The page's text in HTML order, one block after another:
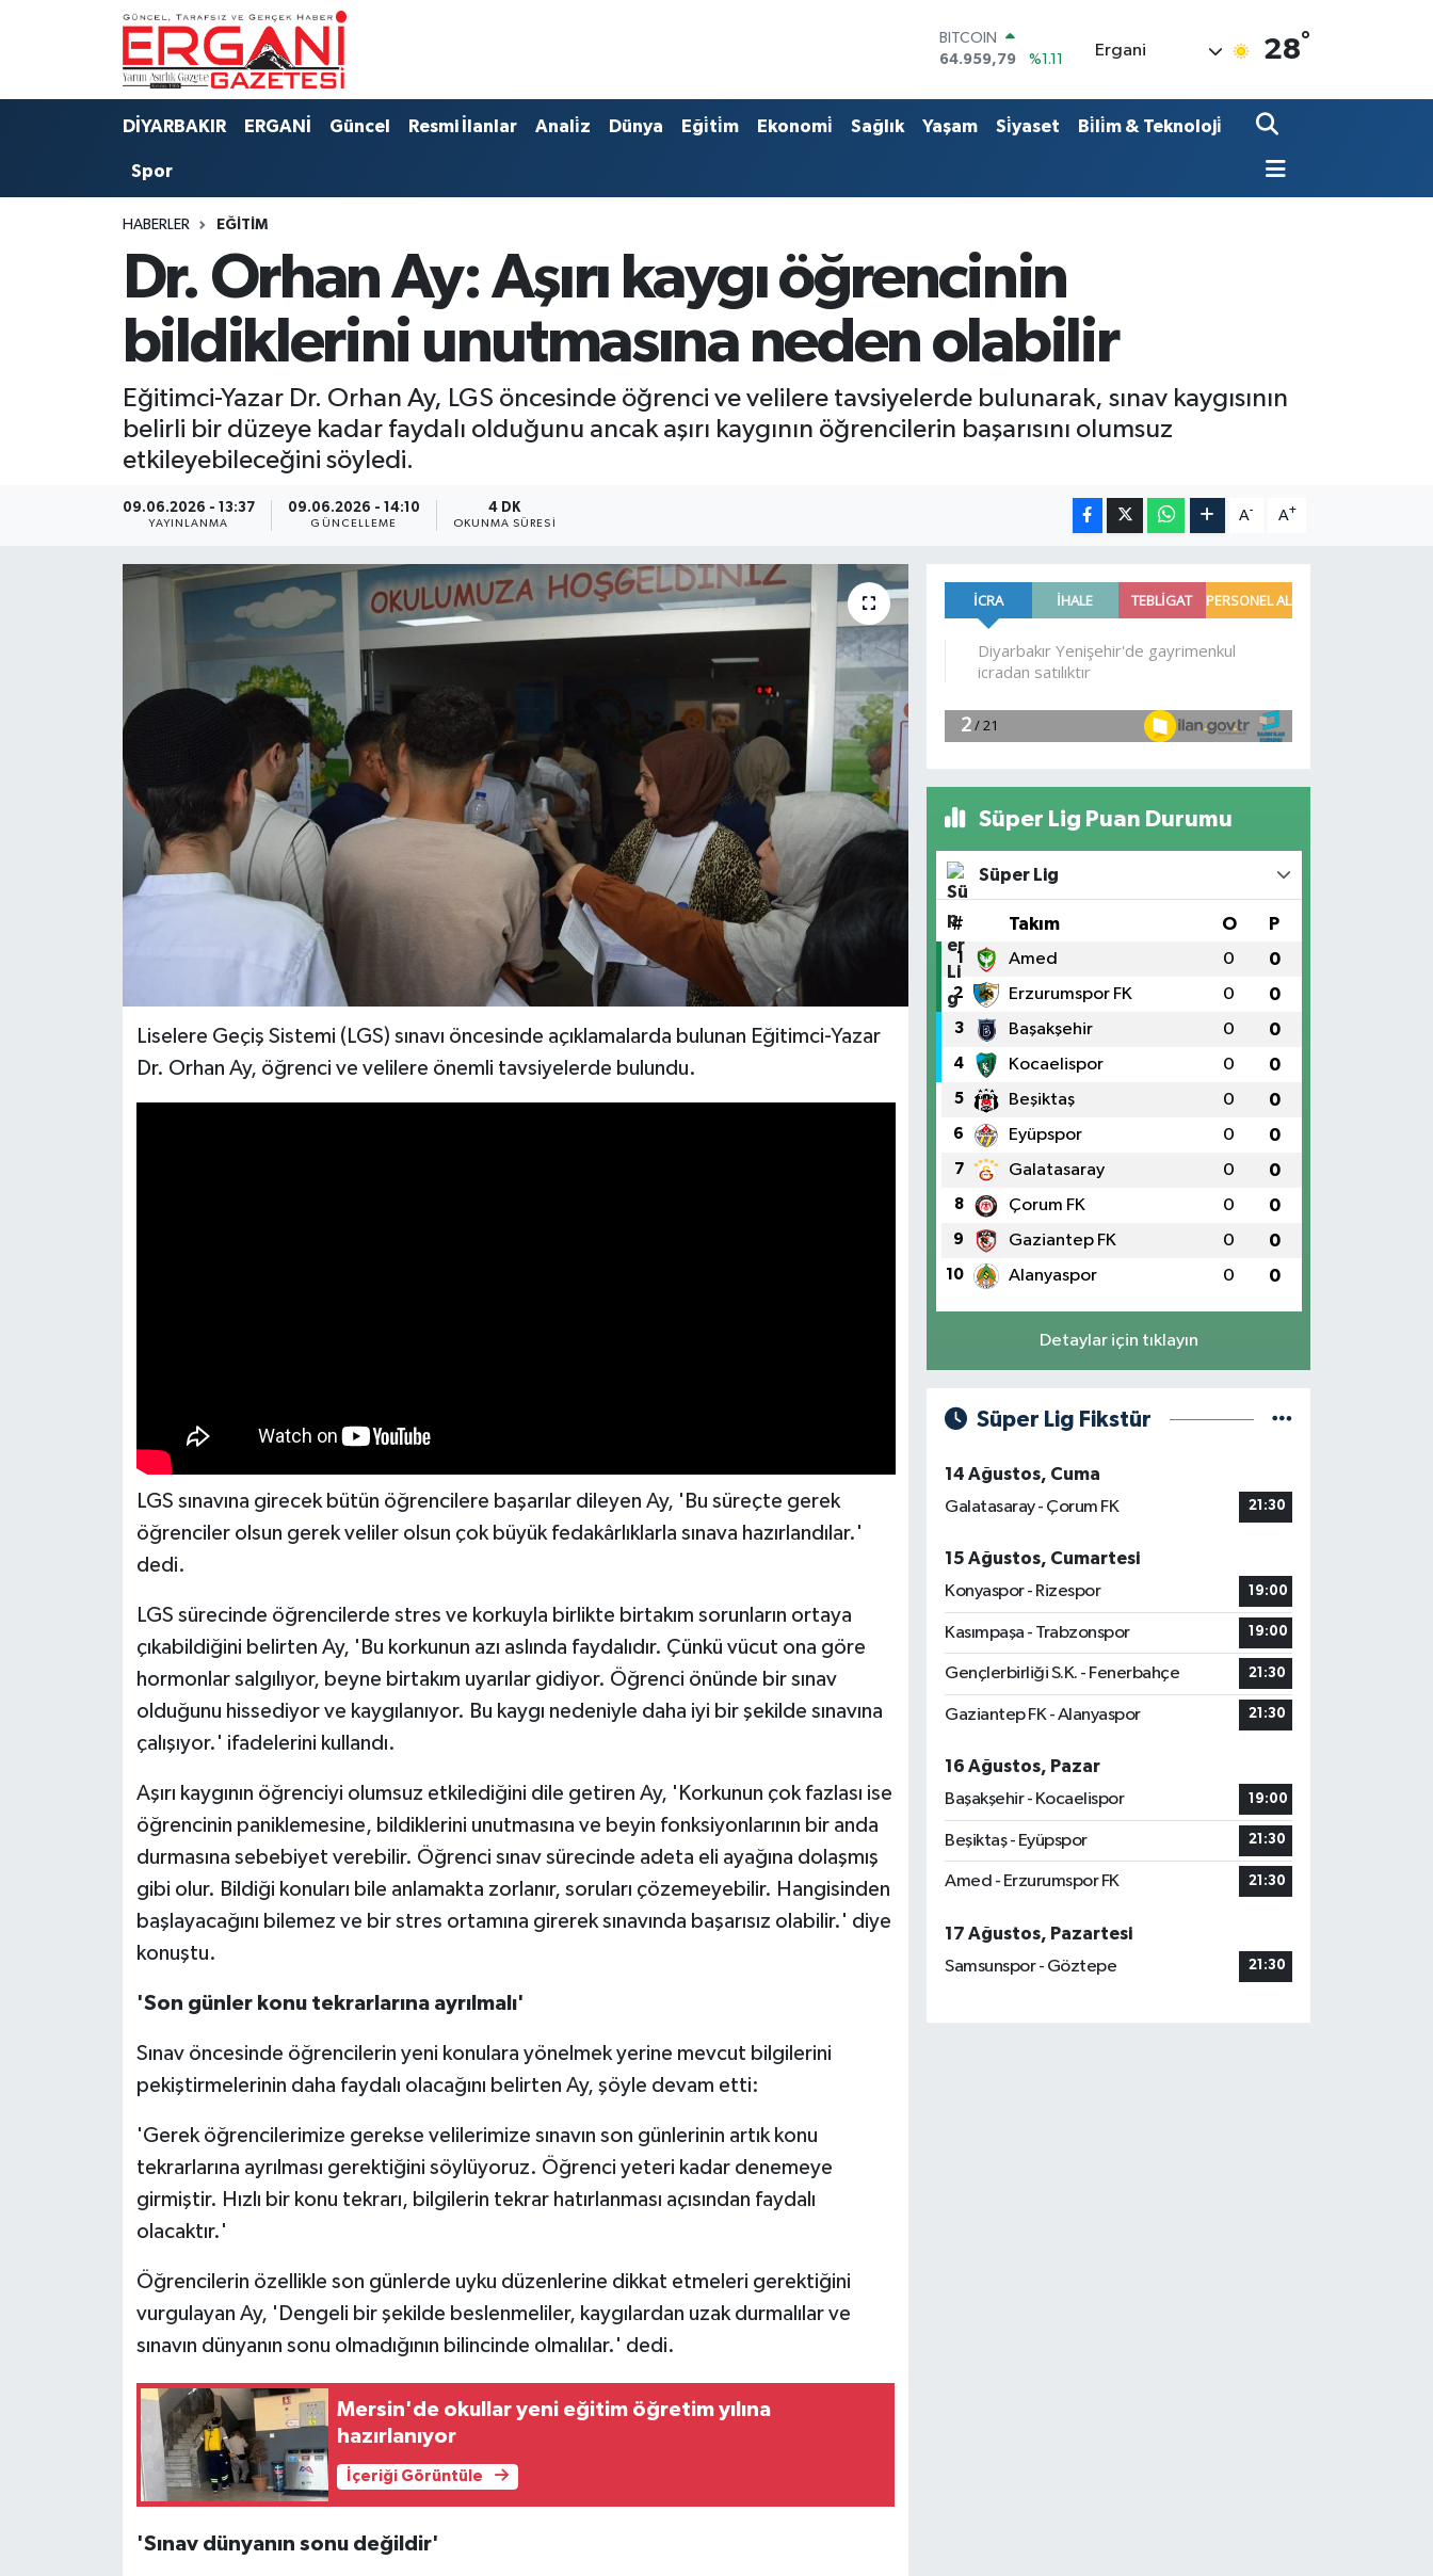
55,2510
%0.32
GRAM ALTIN
13.779
%-14
Ergani 28°
DİYARBAKIR ERGANİ Güncel Resmi İlanlar Anali̇z Dünya Eği̇ti̇m Ekonomi̇ Sağlık Yaşam Si̇yaset Bi̇li̇m & Teknoloji̇
Spor
HABERLER EĞITIM
Dr. Orhan Ay: Aşırı kaygı öğrencinin
bildiklerini unutmasına neden olabilir
Eğitimci-Yazar Dr. Orhan Ay, LGS öncesinde öğrenci ve velilere tavsiyelerde bulunarak, sınav kaygısının
belirli bir düzeye kadar faydalı olduğunu ancak aşırı kaygının öğrencilerin başarısını olumsuz
etkileyebileceğini söyledi.
09.06.2026 - 13:37
YAYINLANMA
09.06.2026 - 14:10
GÜNCELLEME
4 DK
OKUNMA SÜRESI
A- A+
Liselere Geçiş Sistemi (LGS) sınavı öncesinde açıklamalarda bulunan Eğitimci-Yazar
Dr. Orhan Ay, öğrenci ve velilere önemli tavsiyelerde bulundu.
LGS sınavına girecek bütün öğrencilere başarılar dileyen Ay, 'Bu süreçte gerek
öğrenciler olsun gerek veliler olsun çok büyük fedakârlıklarla sınava hazırlandılar.'
dedi.
LGS sürecinde öğrencilerde stres ve korkuyla birlikte birtakım sorunların ortaya
çıkabildiğini belirten Ay, 'Bu korkunun azı aslında faydalıdır. Çünkü vücut ona göre
hormonlar salgılıyor, beyne birtakım uyarılar gidiyor. Öğrenci önünde bir sınav
olduğunu hissediyor ve kaygılanıyor. Bu kaygı nedeniyle daha iyi bir şekilde sınavına
çalışıyor.' ifadelerini kullandı.
Aşırı kaygının öğrenciyi olumsuz etkilediğini dile getiren Ay, 'Korkunun çok fazlası ise
öğrencinin paniklemesine, bildiklerini unutmasına ve beyin fonksiyonlarının bir anda
durmasına sebebiyet verebilir. Öğrenci sınav sürecinde adeta eli ayağına dolaşmış
gibi olur. Bildiği konuları bile anlamakta zorlanır, soruları çözemeyebilir. Hangisinden
başlayacağını bilemez ve bir stres ortamına girerek sınavında başarısız olabilir.' diye
konuştu.
'Son günler konu tekrarlarına ayrılmalı'
Sınav öncesinde öğrencilerin yeni konulara yönelmek yerine mevcut bilgilerini
pekiştirmelerinin daha faydalı olacağını belirten Ay, şöyle devam etti:
'Gerek öğrencilerimize gerekse velilerimize sınavın son günlerinin artık konu
tekrarlarına ayrılması gerektiğini söylüyoruz. Öğrenci yeteri kadar denemeye
girmiştir. Hızlı bir konu tekrarı, bilgilerin tekrar hatırlanması açısından faydalı
olacaktır.'
Öğrencilerin özellikle son günlerde uyku düzenlerine dikkat etmeleri gerektiğini
vurgulayan Ay, 'Dengeli bir şekilde beslenmeliler, kaygılardan uzak durmalılar ve
sınavın dünyanın sonu olmadığının bilincinde olmalılar.' dedi.
Mersin'de okullar yeni eğitim öğretim yılına
hazırlanıyor
İçeriği Görüntüle
'Sınav dünyanın sonu değildir'
Süper Lig Puan Durumu
Süper Lig
# Takım O P
1 Amed 0 0
2 Erzurumspor FK 0 0
3 Başakşehir 0 0
4 Kocaelispor 0 0
5 Beşiktaş 0 0
6 Eyüpspor 0 0
7 Galatasaray 0 0
8 Çorum FK 0 0
9 Gaziantep FK 0 0
10 Alanyaspor 0 0
Detaylar için tıklayın
Süper Lig Fikstür
14 Ağustos, Cuma
Galatasaray - Çorum FK
21:30
15 Ağustos, Cumartesi
Konyaspor - Rizespor
19:00
Kasımpaşa - Trabzonspor 19:00
Gençlerbirliği S.K. - Fenerbahçe 21:30
Gaziantep FK - Alanyaspor 21:30
16 Ağustos, Pazar
Başakşehir - Kocaelispor
19:00
Beşiktaş - Eyüpspor 21:30
Amed - Erzurumspor FK 21:30
17 Ağustos, Pazartesi
Samsunspor - Göztepe
21:30
DİYARBAKIR
BAĞLAR
ERGANİ
Resmi İlanlar
Ergani Nöbetçi Eczaneler
Ergani Hava Durumu
Tüm Manşetler
Son Dakika Haberleri
Haber Arşivi